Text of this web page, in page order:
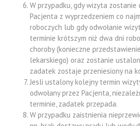
W przypadku, gdy wizyta zostanie
Pacjenta z wyprzedzeniem co
roboczych lub gdy odwołanie
terminie krótszym niż dwa dni
choroby (konieczne
lekarskiego) oraz zostanie
zadatek zostaje przeniesiony na
Jesli ustalony kolejny termin
odwołany przez Pacjenta,
terminie, zadatek przepada.
W przypadku zaistnienia